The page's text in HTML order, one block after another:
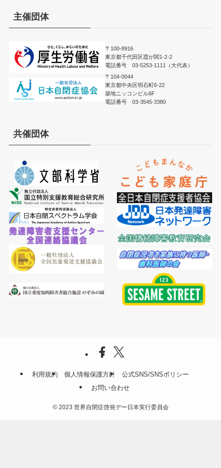
主催団体
〒100-8916
東京都千代田区霞が関1-2-2
電話番号 03-5253-1111（大代表）
〒104-0044
東京都中央区明石町6-22
築地ニッコンビル6F
電話番号 03-3545-3380
共催団体
利用規約 個人情報保護方針
公式SNS/SNSポリシー
お問い合わせ
©2023 世界自閉症啓発デー日本実行委員会